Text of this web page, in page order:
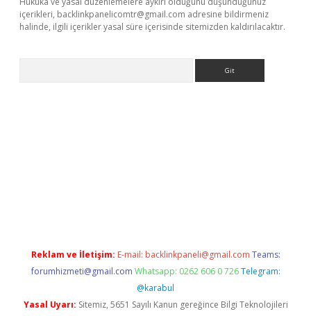
içerikleri, backlinkpanelicomtr@gmail.com adresine bildirmeniz
halinde, ilgili içerikler yasal süre içerisinde sitemizden kaldırılacaktır.
Reklam ve İletişim: E-mail: backlinkpaneli@gmail.com Teams:
forumhizmeti@gmail.com Whatsapp: 0262 606 0 726 Telegram:
@karabul
Yasal Uyarı: Sitemiz, 5651 Sayılı Kanun gereğince Bilgi Teknolojileri